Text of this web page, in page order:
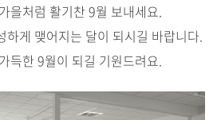
을처럼 활기찬 9월 보내세요.
하게 맺어지는 달이 되시길 바랍니다.
득한 9월이 되길 기원드려요.